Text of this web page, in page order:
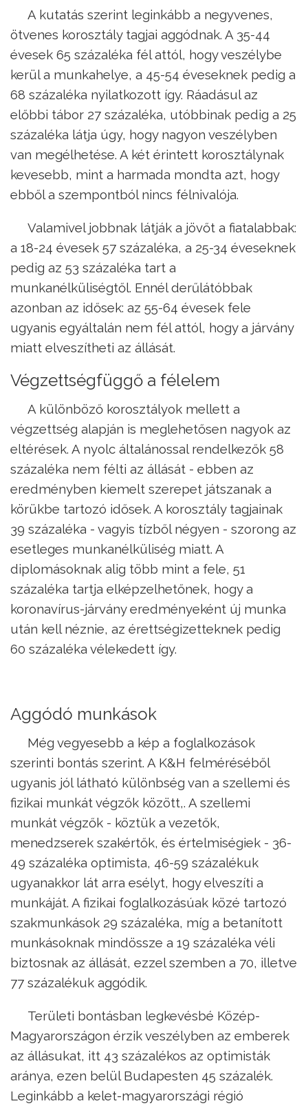
A kutatás szerint leginkább a negyvenes,
ötvenes korosztály tagjai aggódnak. A 35-44
évesek 65 százaléka fél attól, hogy veszélybe
kerül a munkahelye, a 45-54 éveseknek pedig a
68 százaléka nyilatkozott így. Ráadásul az
előbbi tábor 27 százaléka, utóbbinak pedig a 25
százaléka látja úgy, hogy nagyon veszélyben
van megélhetése. A két érintett korosztálynak
kevesebb, mint a harmada mondta azt, hogy
ebből a szempontból nincs félnivalója.
Valamivel jobbnak látják a jövőt a fiatalabbak:
a 18-24 évesek 57 százaléka, a 25-34 éveseknek
pedig az 53 százaléka tart a
munkanélküliségtől. Ennél derűlátóbbak
azonban az idősek: az 55-64 évesek fele
ugyanis egyáltalán nem fél attól, hogy a járvány
miatt elveszítheti az állását.
Végzettségfüggő a félelem
A különböző korosztályok mellett a
végzettség alapján is meglehetősen nagyok az
eltérések. A nyolc általánossal rendelkezők 58
százaléka nem félti az állását - ebben az
eredményben kiemelt szerepet játszanak a
körükbe tartozó idősek. A korosztály tagjainak
39 százaléka - vagyis tízből négyen - szorong az
esetleges munkanélküliség miatt. A
diplomásoknak alig több mint a fele, 51
százaléka tartja elképzelhetőnek, hogy a
koronavírus-járvány eredményeként új munka
után kell néznie, az érettségizetteknek pedig
60 százaléka vélekedett így.
Aggódó munkások
Még vegyesebb a kép a foglalkozások
szerinti bontás szerint. A K&H felméréséből
ugyanis jól látható különbség van a szellemi és
fizikai munkát végzők között,. A szellemi
munkát végzők - köztük a vezetők,
menedzserek szakértők, és értelmiségiek - 36-
49 százaléka optimista, 46-59 százalékuk
ugyanakkor lát arra esélyt, hogy elveszíti a
munkáját. A fizikai foglalkozásúak közé tartozó
szakmunkások 29 százaléka, míg a betanított
munkásoknak mindössze a 19 százaléka véli
biztosnak az állását, ezzel szemben a 70, illetve
77 százalékuk aggódik.
Területi bontásban legkevésbé Közép-
Magyarországon érzik veszélyben az emberek
az állásukat, itt 43 százalékos az optimisták
aránya, ezen belül Budapesten 45 százalék.
Leginkább a kelet-magyarországi régió